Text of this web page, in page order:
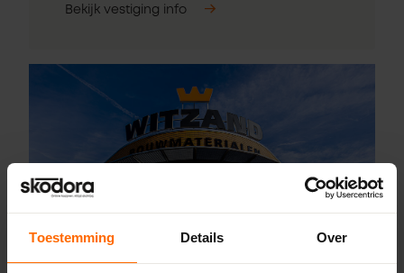
Toestemming Details Over
Bekijk vestiging info
Pick-up point